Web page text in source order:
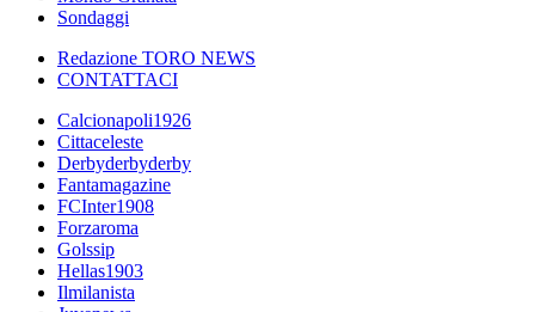
Sondaggi
Redazione TORO NEWS
CONTATTACI
Calcionapoli1926
Cittaceleste
Derbyderbyderby
Fantamagazine
FCInter1908
Forzaroma
Golssip
Hellas1903
Ilmilanista